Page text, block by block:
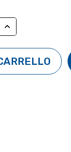
AUMENTA QUANTITÀ: